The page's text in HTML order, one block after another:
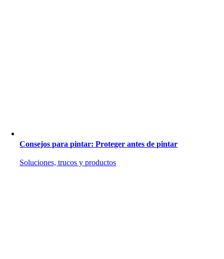
Consejos para pintar: Proteger antes de pintar
Soluciones, trucos y productos